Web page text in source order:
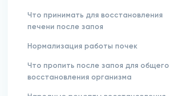
Что принимать для восстановления
печени после запоя
Нормализация работы почек
Что пропить после запоя для общего
восстановления организма